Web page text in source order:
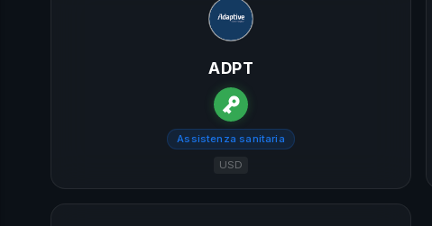
ADPT
Assistenza sanitaria
USD